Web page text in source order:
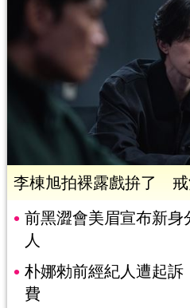
李棟旭拍裸露戲拚了 戒
前黑澀會美眉宣布新
人
朴娜勑前經紀人遭起
費